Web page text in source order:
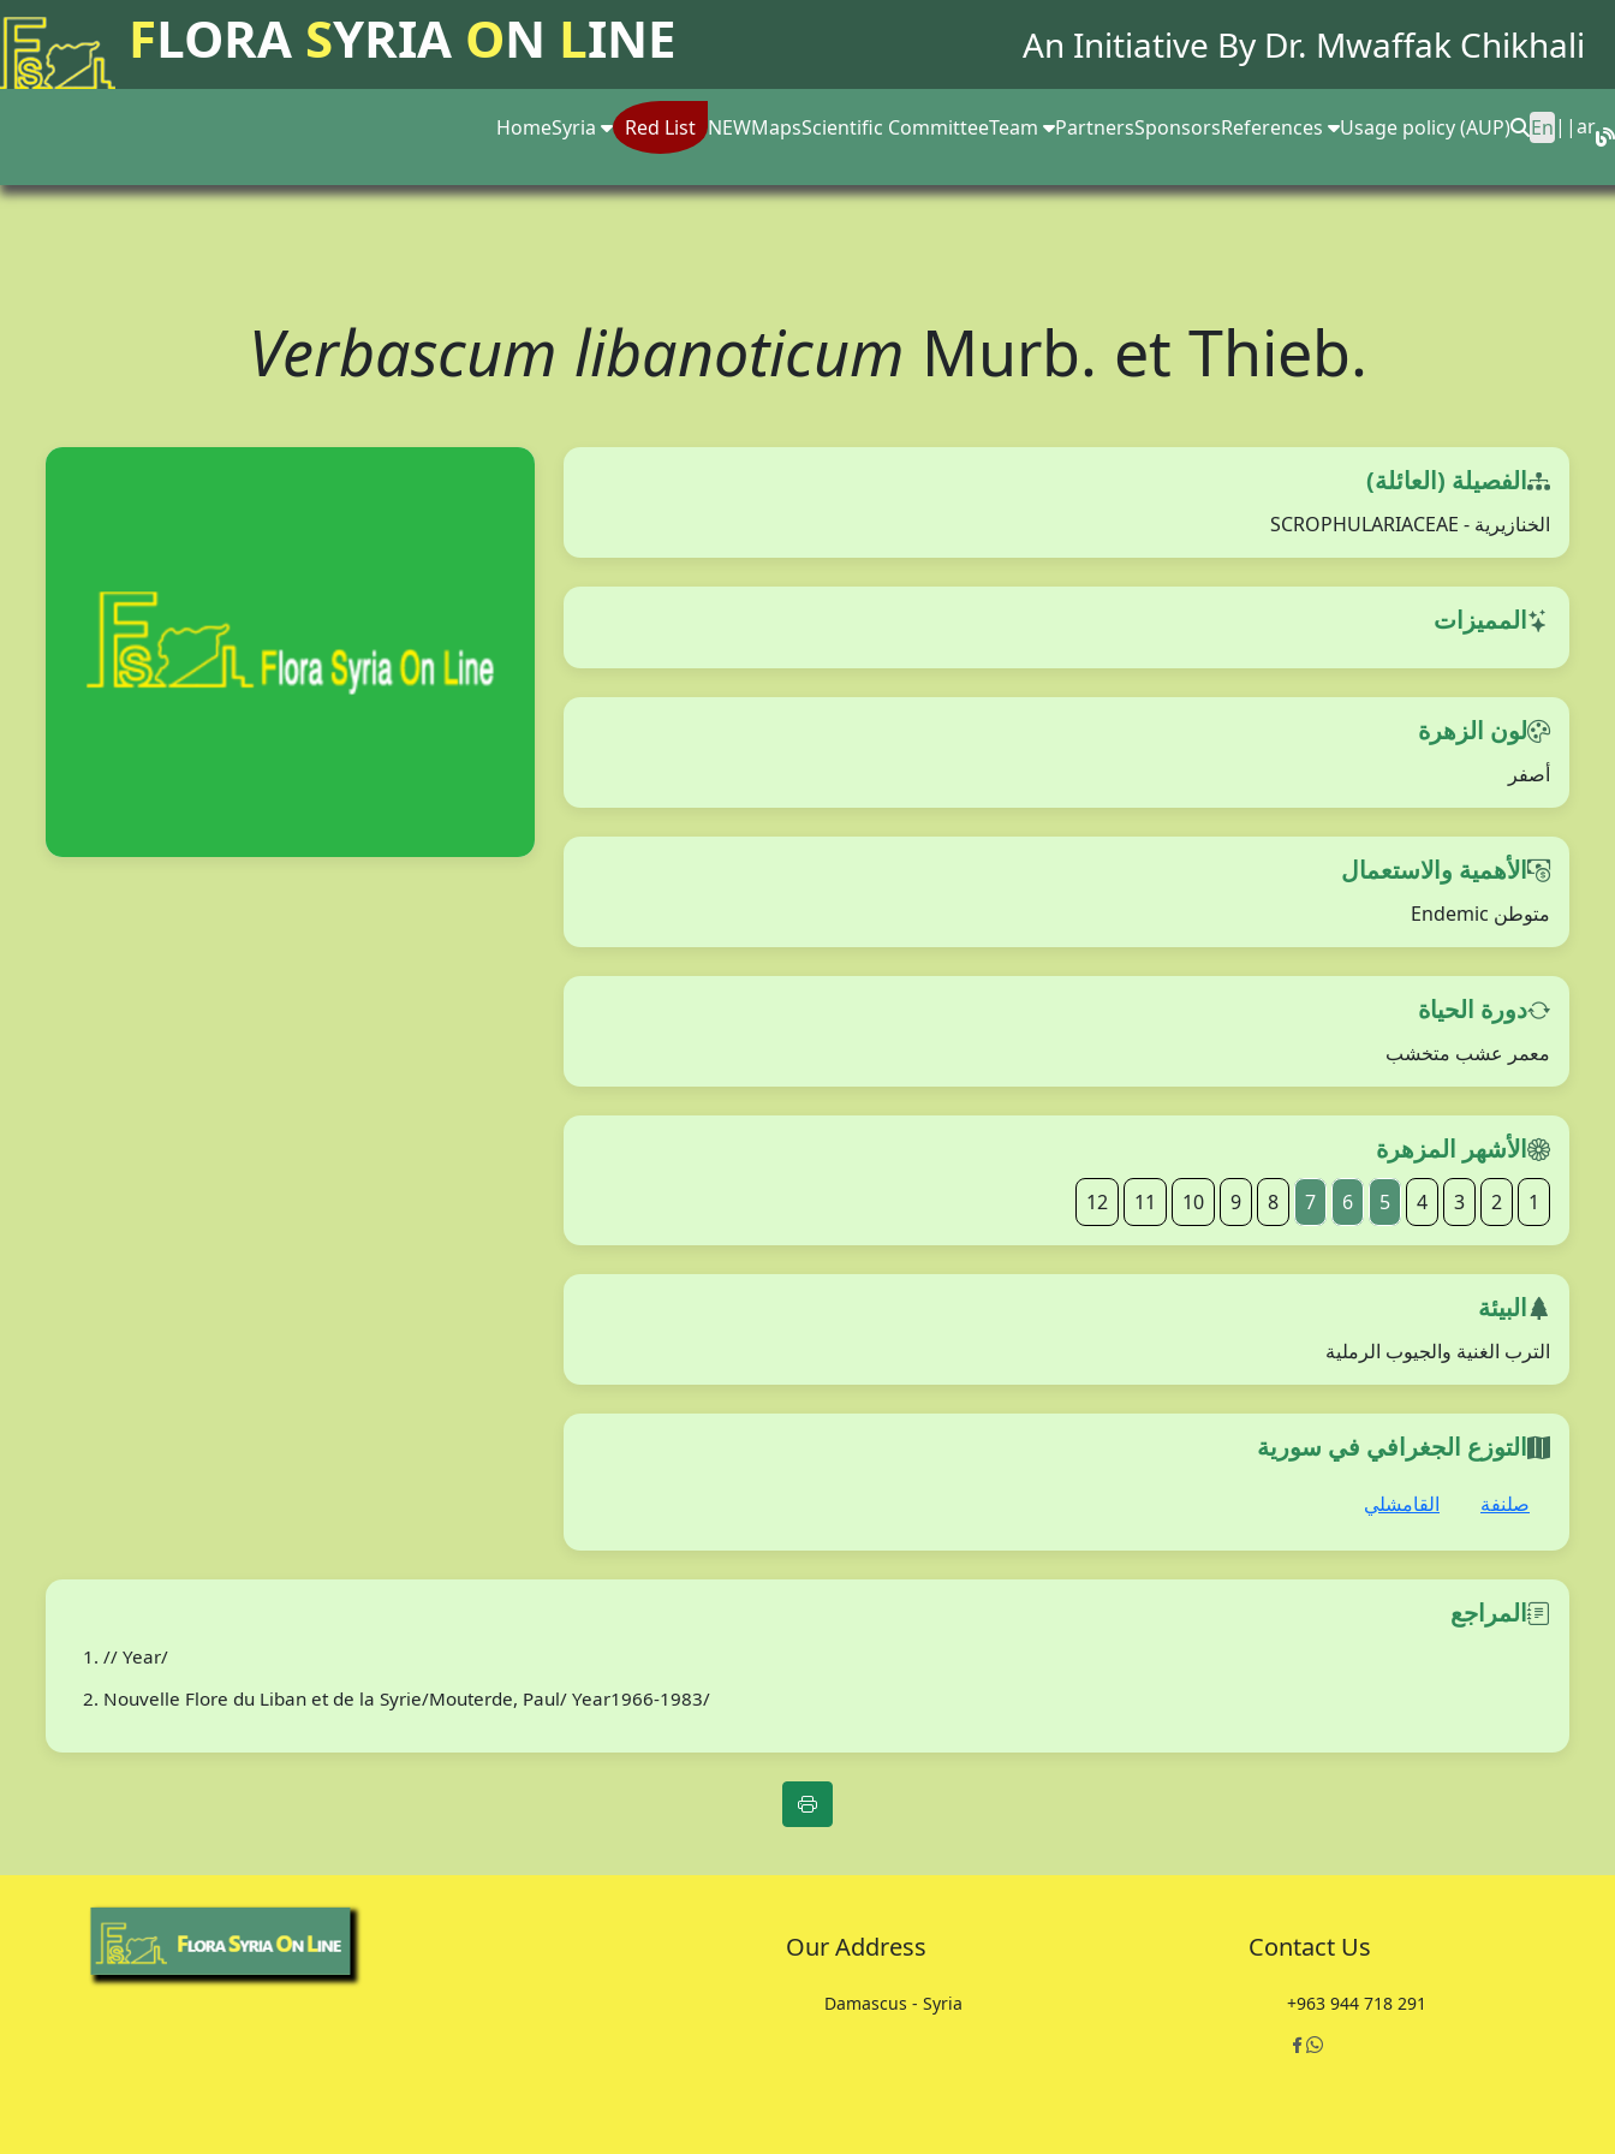
FLORA SYRIA ON LINE An Initiative By Dr. Mwaffak Chikhali
HomeSyria Red List NEWMapsScientific CommitteeTeam PartnersSponsorsReferences Usage policy (AUP) En ||ar
Verbascum libanoticum Murb. et Thieb.
الفصيلة (العائلة)
الخنازيرية - SCROPHULARIACEAE
المميزات
لون الزهرة
أصفر
الأهمية والاستعمال
متوطن Endemic
دورة الحياة
معمر عشب متخشب
الأشهر المزهرة
1
2
3
4
5
6
7
8
9
10
11
12
البيئة
الترب الغنية والجيوب الرملية
التوزع الجغرافي في سورية
صلنفة القامشلي
المراجع
// Year/
Nouvelle Flore du Liban et de la Syrie/Mouterde, Paul/ Year1966-1983/
Our Address
Damascus - Syria
Contact Us
+963 944 718 291